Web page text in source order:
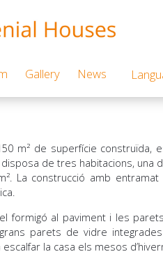
Gallery News
m² de superfície
de tres habitacions, una
La construcció amb
formigó al paviment i les
parets de vidre
escalfar la casa els mesos